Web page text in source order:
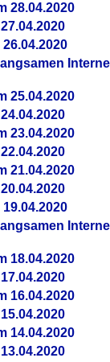
28.04.2020
25.04.2020
23.04.2020
21.04.2020
18.04.2020
16.04.2020
14.04.2020